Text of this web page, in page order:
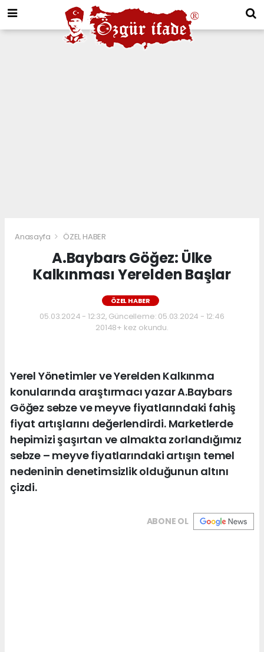
Anasayfa ÖZEL HABER
A.Baybars Göğez: Ülke
Kalkınması Yerelden Başlar
ÖZEL HABER
05.03.2024 - 12:32, Güncelleme: 05.03.2024 - 12:46
20148+ kez okundu.
Yerel Yönetimler ve Yerelden Kalkınma
konularında araştırmacı yazar A.Baybars
Göğez sebze ve meyve fiyatlarındaki fahiş
fiyat artışlarını değerlendirdi. Marketlerde
hepimizi şaşırtan ve almakta zorlandığımız
sebze – meyve fiyatlarındaki artışın temel
nedeninin denetimsizlik olduğunun altını
çizdi.
ABONE OL